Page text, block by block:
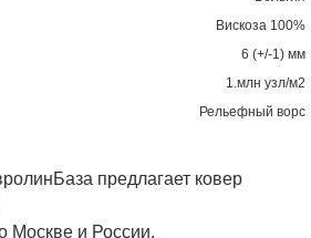
Вискоза 100%
6 (+/-1) мм
1.млн узл/м2
Рельефный ворс
предлагает ковер
Москве и России.